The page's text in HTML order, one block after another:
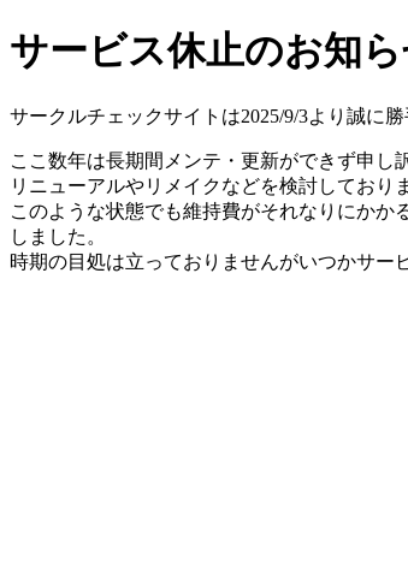
サービス休止のお知
サークルチェックサイトは2025/9/3より誠に
ここ数年は長期間メンテ・更新ができず申し
リニューアルやリメイクなどを検討しており
このような状態でも維持費がそれなりにか
しました。
時期の目処は立っておりませんがいつかサー